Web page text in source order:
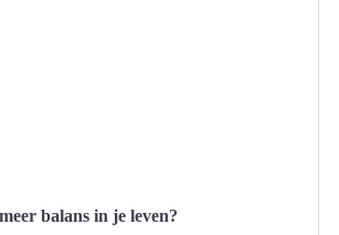
balans in je leven?